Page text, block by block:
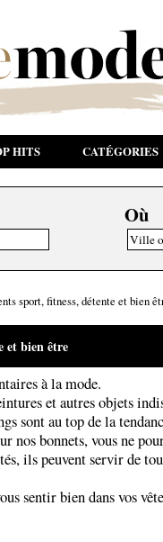
HITS CATÉGORIES
Où
sport, fitness, détente et bien
et bien être
à la mode.
et autres objets
sont au top de la
nos bonnets, vous ne
ils peuvent servir de
sentir bien dans vos